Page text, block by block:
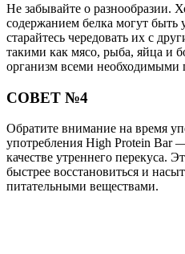
Не забывайте о разнообразии.
содержанием белка могут быть
старайтесь чередовать их с
такими как мясо, рыба, яйца и
организм всеми необходимыми
СОВЕТ №4
Обратите внимание на время
употребления High Protein Bar
качестве утреннего перекуса.
быстрее восстановиться и
питательными веществами.